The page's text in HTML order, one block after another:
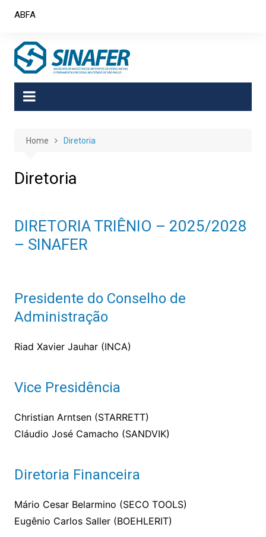
ABFA
Home Diretoria
Diretoria
DIRETORIA TRIÊNIO – 2025/2028
– SINAFER
Presidente do Conselho de
Administração
Riad Xavier Jauhar (INCA)
Vice Presidência
Christian Arntsen (STARRETT)
Cláudio José Camacho (SANDVIK)
Diretoria Financeira
Mário Cesar Belarmino (SECO TOOLS)
Eugênio Carlos Saller (BOEHLERIT)